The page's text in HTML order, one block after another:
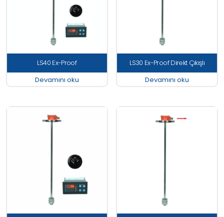
LS40 Ex-Proof
Devamını oku
LS30 Ex-Proof Direkt Çıkışlı
Devamını oku